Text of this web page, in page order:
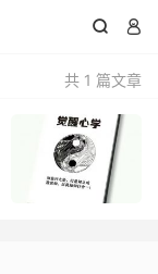
 
共 1 篇文章